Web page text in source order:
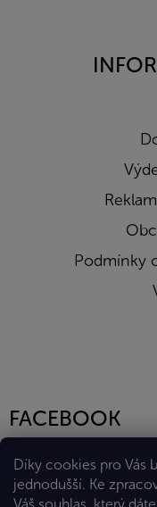
Díky cookies pro Vás
jednodušší. Ke
Podmínky
FACEBOOK